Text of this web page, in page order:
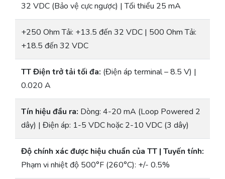
32 VDC (Bảo vệ cực ngược) | Tối thiểu 25 mA
+250 Ohm Tải: +13.5 đến 32 VDC | 500 Ohm Tải:
+18.5 đến 32 VDC
TT Điện trở tải tối đa: (Điện áp terminal – 8.5 V) |
0.020 A
Tín hiệu đầu ra: Dòng: 4-20 mA (Loop Powered 2
dây) | Điện áp: 1-5 VDC hoặc 2-10 VDC (3 dây)
Độ chính xác được hiệu chuẩn của TT | Tuyến tính:
Phạm vi nhiệt độ 500°F (260°C): +/- 0.5%